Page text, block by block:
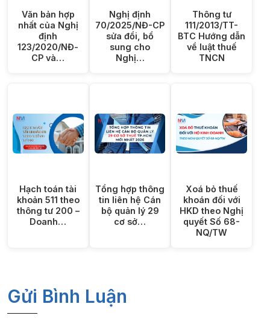
Văn bản hợp
nhất của Nghị
định
123/2020/NĐ-
CP và…
Nghị định
70/2025/NĐ-CP
sửa đổi, bổ
sung cho
Nghị…
Thông tư
111/2013/TT-
BTC Hướng dẫn
về luật thuế
TNCN
Hạch toán tài
khoản 511 theo
thông tư 200 –
Doanh…
Tổng hợp thông
tin liên hệ Cán
bộ quản lý 29
cơ sở…
Xoá bỏ thuế
khoán đối với
HKD theo Nghị
quyết Số 68-
NQ/TW
Gửi Bình Luận